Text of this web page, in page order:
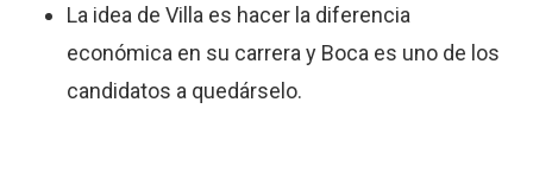
La idea de Villa es hacer la diferencia
económica en su carrera y Boca es uno de los
candidatos a quedárselo.